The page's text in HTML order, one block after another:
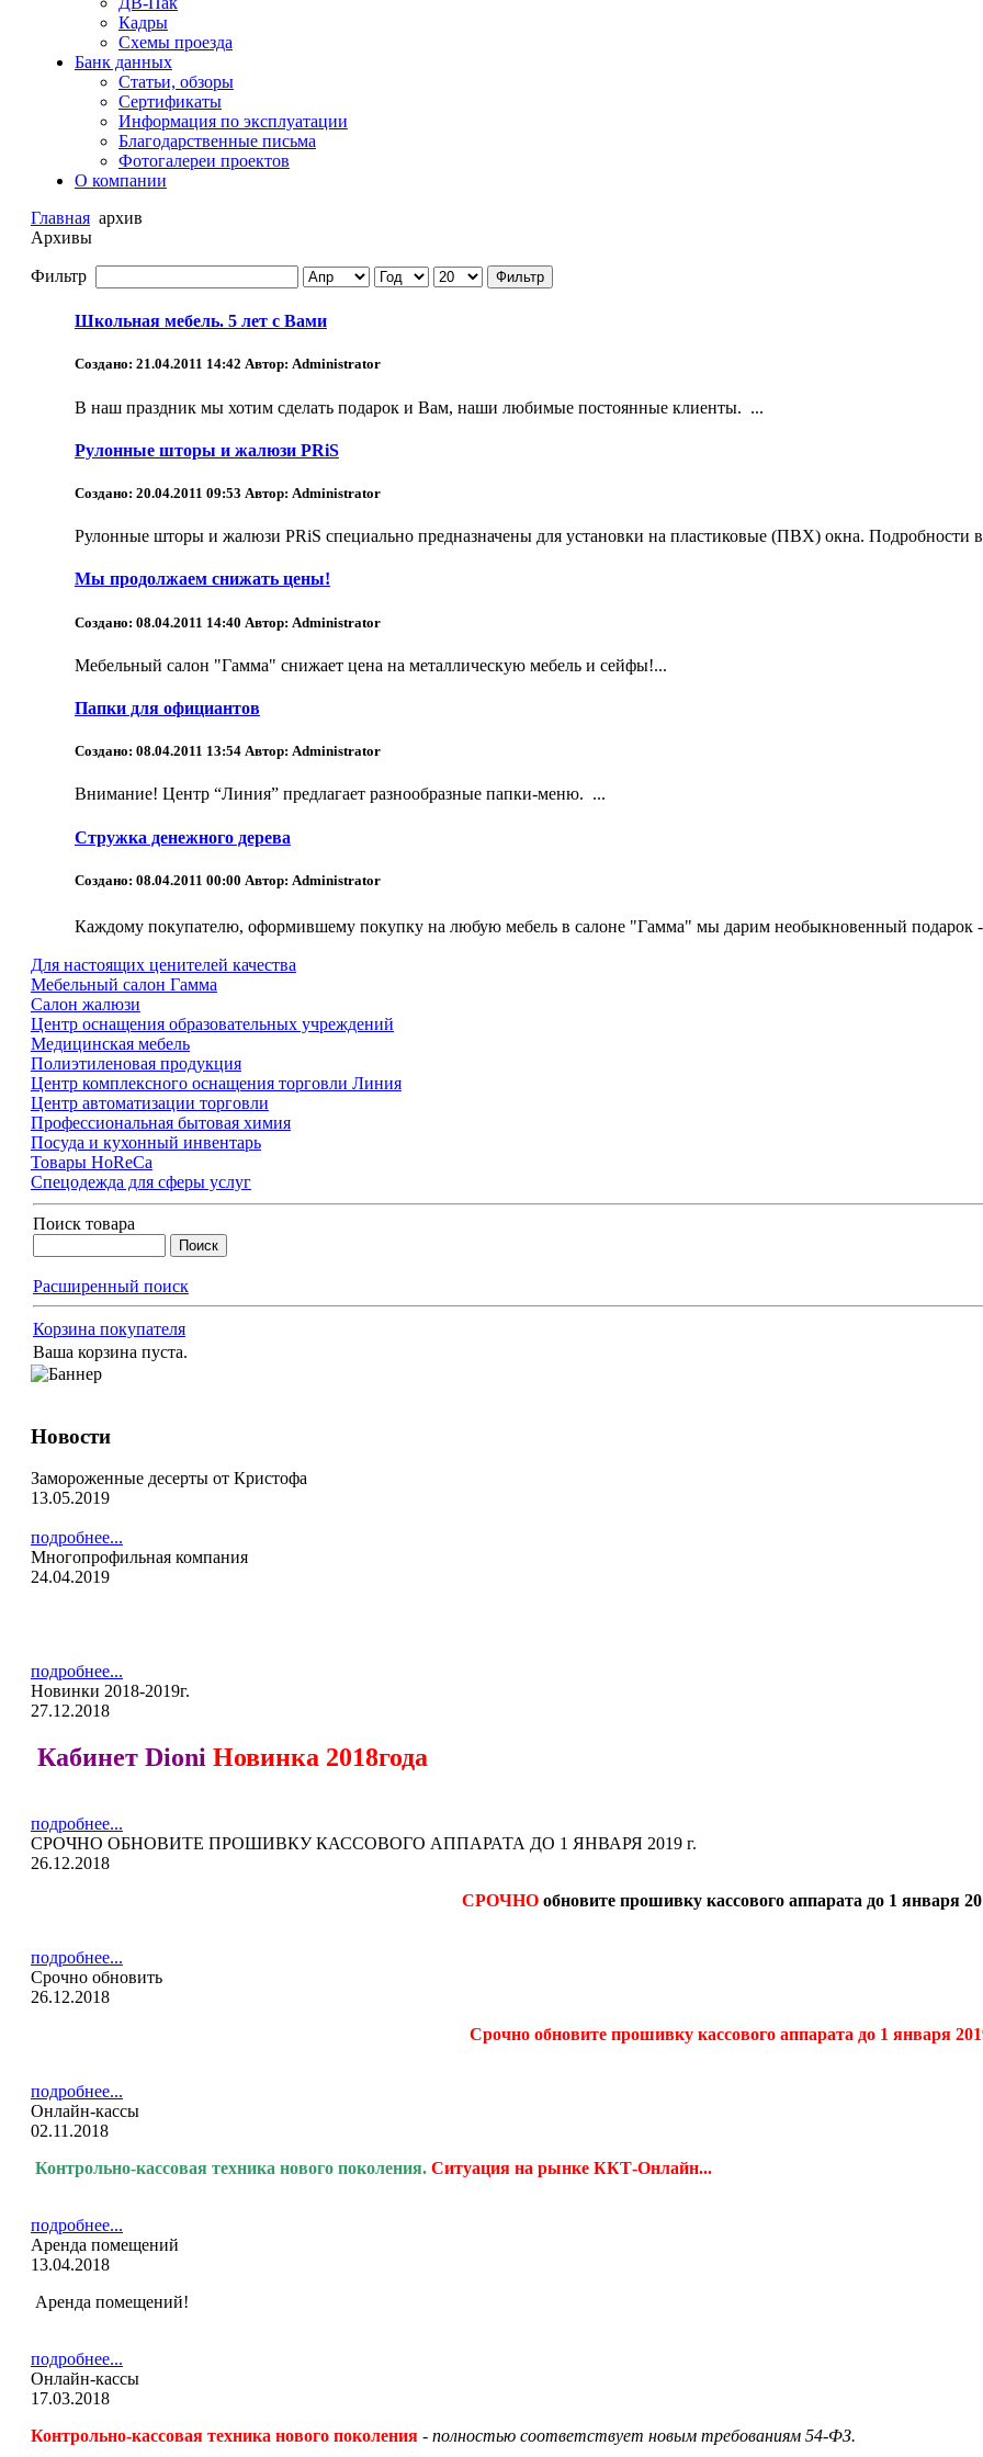
Кадры
Схемы проезда
Банк данных
Статьи, обзоры
Сертификаты
Информация по эксплуатации
Благодарственные письма
Фотогалереи проектов
О компании
Главная архив
Архивы
Фильтр Фильтр
Школьная мебель. 5 лет с Вами
Создано: 21.04.2011 14:42 Автор: Administrator
В наш праздник мы хотим сделать подарок и Вам, наши любимые постоянные клиенты. ...
Рулонные шторы и жалюзи PRiS
Создано: 20.04.2011 09:53 Автор: Administrator
Рулонные шторы и жалюзи PRiS специально предназначены для установки на пластиковые (ПВХ) окна. Подробности
Мы продолжаем снижать цены!
Создано: 08.04.2011 14:40 Автор: Administrator
Мебельный салон "Гамма" снижает цена на металлическую мебель и сейфы!...
Папки для официантов
Создано: 08.04.2011 13:54 Автор: Administrator
Внимание! Центр “Линия” предлагает разнообразные папки-меню. ...
Стружка денежного дерева
Создано: 08.04.2011 00:00 Автор: Administrator
Каждому покупателю, оформившему покупку на любую мебель в салоне "Гамма" мы дарим необыкновенный
Для настоящих ценителей качества
Мебельный салон Гамма
Салон жалюзи
Центр оснащения образовательных учреждений
Медицинская мебель
Полиэтиленовая продукция
Центр комплексного оснащения торговли Линия
Центр автоматизации торговли
Профессиональная бытовая химия
Посуда и кухонный инвентарь
Товары HoReCa
Спецодежда для сферы услуг
Поиск товара
Расширенный поиск
Корзина покупателя
Ваша корзина пуста.
Новости
Замороженные десерты от Кристофа
13.05.2019
подробнее...
Многопрофильная компания
24.04.2019
подробнее...
Новинки 2018-2019г.
27.12.2018
Кабинет Dioni Новинка 2018года
подробнее...
СРОЧНО ОБНОВИТЕ ПРОШИВКУ КАССОВОГО АППАРАТА ДО 1 ЯНВАРЯ 2019 г.
26.12.2018
СРОЧНОобновите прошивку кассового аппарата до 1 января
подробнее...
Срочно обновить
26.12.2018
Срочно обновите прошивку кассового аппарата до 1 января
подробнее...
Онлайн-кассы
02.11.2018
Контрольно-кассовая техника нового поколения. Ситуация на рынке ККТ-Онлайн...
подробнее...
Аренда помещений
13.04.2018
Аренда помещений!
подробнее...
Онлайн-кассы
17.03.2018
Контрольно-кассовая техника нового поколения-полностью соответствует новым требованиям 54-ФЗ.